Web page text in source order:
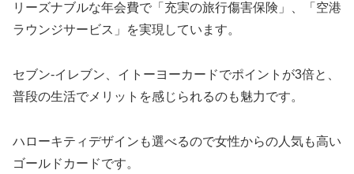
リーズナブルな年会費で「充実の旅行傷害保険」、「空港
ラウンジサービス」を実現しています。
セブン-イレブン、イトーヨーカードでポイントが3倍と、
普段の生活でメリットを感じられるのも魅力です。
ハローキティデザインも選べるので女性からの人気も高い
ゴールドカードです。